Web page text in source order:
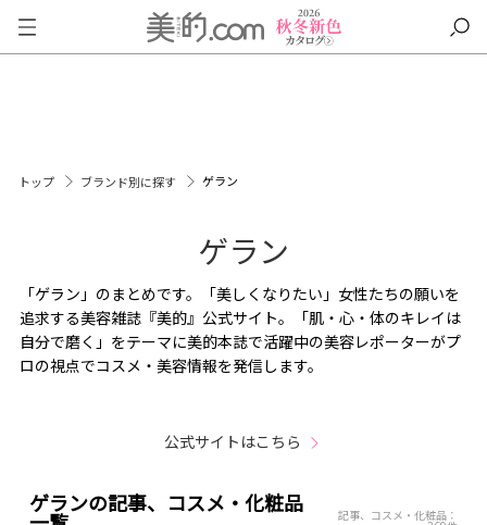
トップ ブランド別に探す ゲラン
ゲラン
「ゲラン」のまとめです。「美しくなりたい」女性たちの願いを
追求する美容雑誌『美的』公式サイト。「肌・心・体のキレイは
自分で磨く」をテーマに美的本誌で活躍中の美容レポーターがプ
ロの視点でコスメ・美容情報を発信します。
公式サイトはこちら
ゲランの記事、コスメ・化粧品 記事、コスメ・化粧品：